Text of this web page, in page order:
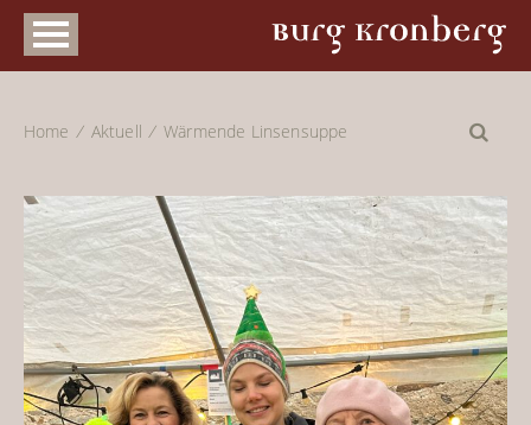
Home Aktuell Wärmende Linsensuppe